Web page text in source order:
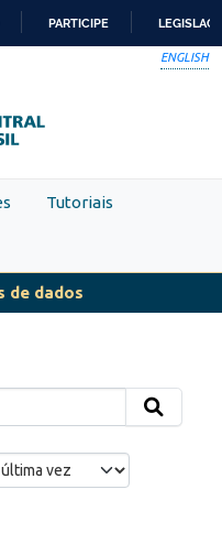
PARTICIPE
ENGLISH
Tutoriais
de dados